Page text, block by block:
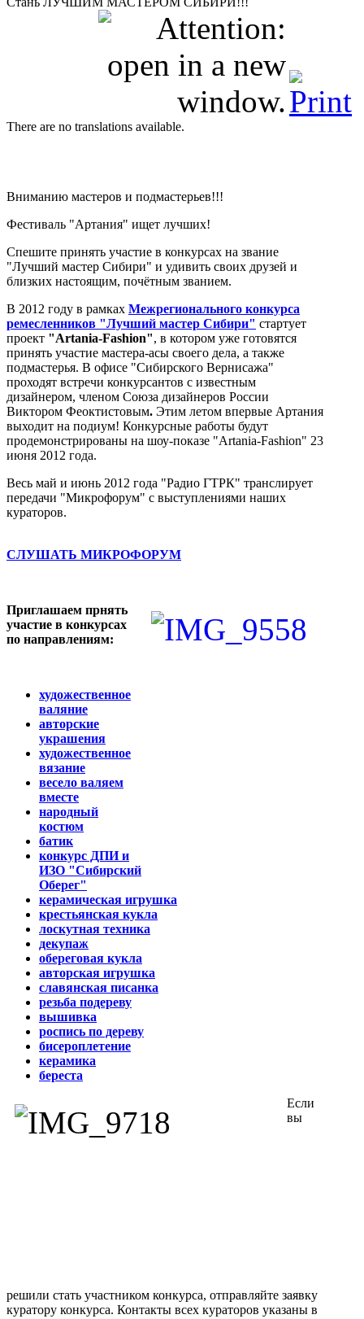
There are no translations available.
Вниманию мастеров и подмастерьев!!!
Фестиваль "Артания" ищет лучших!
Спешите принять участие в конкурсах на звание
"Лучший мастер Сибири" и удивить своих друзей и
близких настоящим, почётным званием.
В 2012 году в рамках Межрегионального конкурса
ремесленников "Лучший мастер Сибири" стартует
проект "Artania-Fashion", в котором уже готовятся
принять участие мастера-асы своего дела, а также
подмастерья. В офисе "Сибирского Вернисажа"
проходят встречи конкурсантов с известным
дизайнером, членом Союза дизайнеров России
Виктором Феоктистовым. Этим летом впервые Артания
выходит на подиум! Конкурсные работы будут
продемонстрированы на шоу-показе "Artania-Fashion" 23
июня 2012 года.
Весь май и июнь 2012 года "Радио ГТРК" транслирует
передачи "Микрофорум" с выступлениями наших
кураторов.
СЛУШАТЬ МИКРОФОРУМ
Приглашаем прнять
участие в конкурсах
по направлениям:
художественное
валяние
авторские
украшения
художественное
вязание
весело валяем
вместе
народный
костюм
батик
конкурс ДПИ и
ИЗО "Сибирский
Оберег"
керамическая игрушка
крестьянская кукла
лоскутная техника
декупаж
обереговая кукла
авторская игрушка
славянская писанка
резьба подереву
вышивка
роспись по дереву
бисероплетение
керамика
береста
Если
вы
решили стать участником конкурса, отправляйте заявку
куратору конкурса. Контакты всех кураторов указаны в